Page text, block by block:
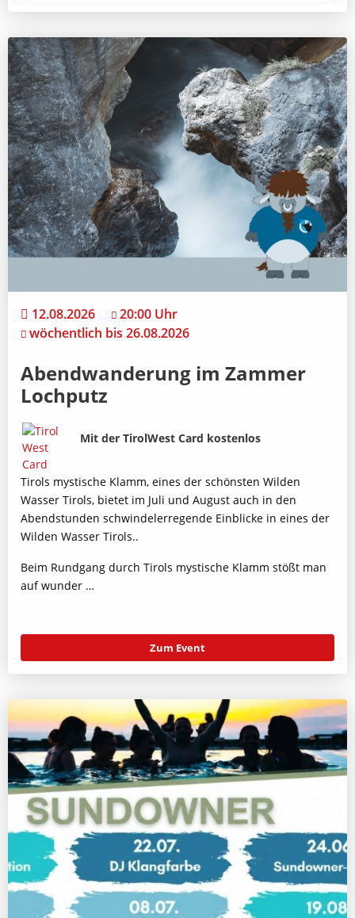
12.08.2026
20:00 Uhr
wöchentlich bis 26.08.2026
Abendwanderung im Zammer
Lochputz
Bild
Beschreibung
Mit der TirolWest Card kostenlos
Tirols mystische Klamm, eines der schönsten Wilden
Wasser Tirols, bietet im Juli und August auch in den
Abendstunden schwindelerregende Einblicke in eines der
Wilden Wasser Tirols..
Beim Rundgang durch Tirols mystische Klamm stößt man
auf wunder …
Zum Event